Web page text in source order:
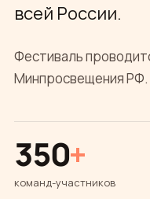
всей России.
Фестиваль
Минпросвещения РФ.
350+
команд-участников